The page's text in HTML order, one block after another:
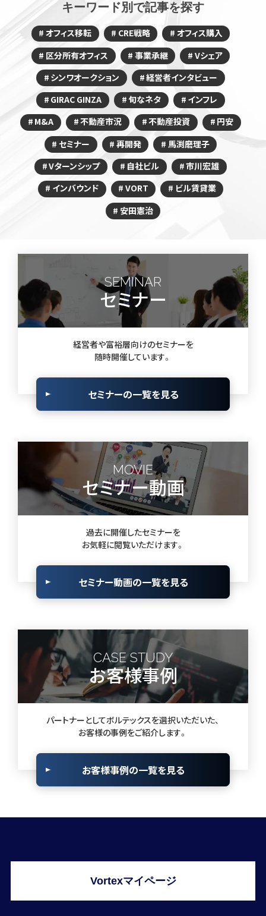
キーワード別で記事を探す
オフィス移転 CRE戦略
オフィス購入
区分所有オフィス
事業承継
Vシェア
シンワオークション
経営者インタビュー
GIRAC GINZA
旬なネタ
インフレ
M&A
不動産市況 不動産投資
円安
セミナー
再開発
馬渕磨理子
Vターンシップ
自社ビル
市川宏雄
インバウンド
VORT
ビル賃貸業
安田憲治
SEMINAR
セミナー
経営者や富裕層向けのセミナーを
随時開催しています。
セミナーの一覧を見る
MOVIE
セミナー動画
過去に開催したセミナーを
お気軽に閲覧いただけます。
セミナー動画の一覧を見る
CASE STUDY
お客様事例
パートナーとしてボルテックスを選択いただいた、
お客様の事例をご紹介します。
お客様事例の一覧を見る
Vortexマイページ